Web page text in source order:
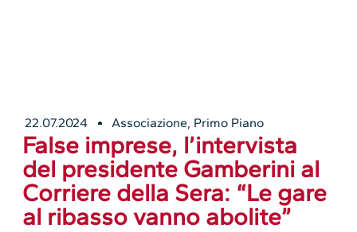
22.07.2024 Associazione, Primo Piano
False imprese, l’intervista
del presidente Gamberini al
Corriere della Sera: “Le gare
al ribasso vanno abolite”